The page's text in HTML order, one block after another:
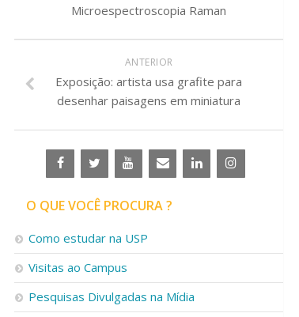
Microespectroscopia Raman
ANTERIOR
Exposição: artista usa grafite para
desenhar paisagens em miniatura
O QUE VOCÊ PROCURA ?
Como estudar na USP
Visitas ao Campus
Pesquisas Divulgadas na Mídia